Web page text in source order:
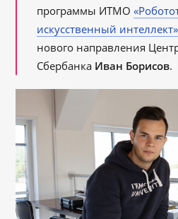
программы ИТМО
искусственный интеллект»
нового направления
Сбербанка Иван Борисов.